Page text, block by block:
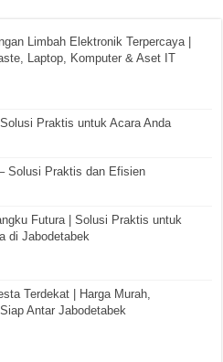
Limbah Elektronik Terpercaya |
Laptop, Komputer & Aset IT
Praktis untuk Acara Anda
Solusi Praktis dan Efisien
Futura | Solusi Praktis untuk
di Jabodetabek
Terdekat | Harga Murah,
Antar Jabodetabek